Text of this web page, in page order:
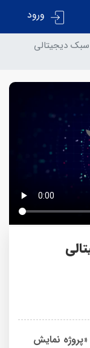
ورود
سبک دیجیتالی
پروژه نمایش